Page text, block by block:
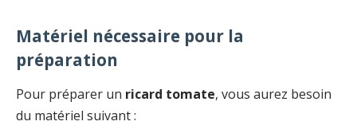
Matériel nécessaire pour la
préparation
Pour préparer un ricard tomate, vous aurez besoin
du matériel suivant :